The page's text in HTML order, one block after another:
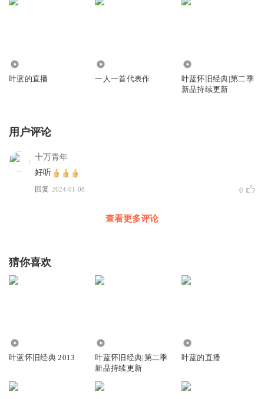
叶蓝的直播 一人一首代表作
叶蓝怀旧经典|第二季
新品持续更新
用户评论
十万青年
好听
回复 2024-01-08 0
查看更多评论
猜你喜欢
叶蓝怀旧经典 2013
叶蓝怀旧经典|第二季
新品持续更新
叶蓝的直播